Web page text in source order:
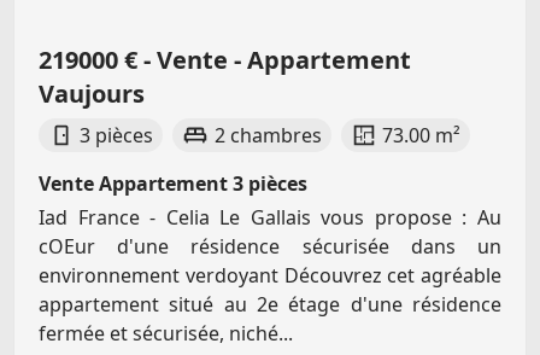
219000 € - Vente - Appartement
Vaujours
3 pièces 2 chambres
73.00 m²
Vente Appartement 3 pièces
Iad France - Celia Le Gallais vous propose : Au
cOEur d'une résidence sécurisée dans un
environnement verdoyant Découvrez cet agréable
appartement situé au 2e étage d'une résidence
fermée et sécurisée, niché...